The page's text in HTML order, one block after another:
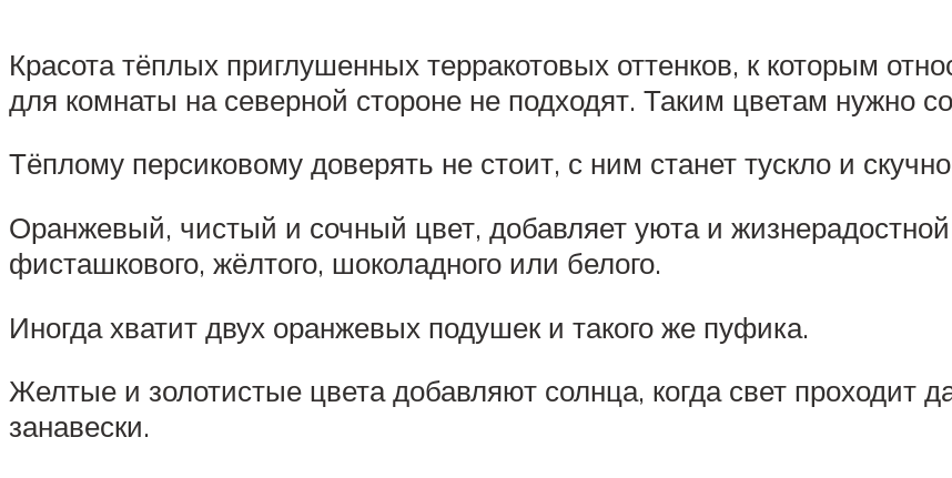
Красота тёплых приглушенных терракотовых оттенков, к которым
для комнаты на северной стороне не подходят. Таким цветам нужно
Тёплому персиковому доверять не стоит, с ним станет тускло и
Оранжевый, чистый и сочный цвет, добавляет уюта и
фисташкового, жёлтого, шоколадного или белого.
Иногда хватит двух оранжевых подушек и такого же пуфика.
Желтые и золотистые цвета добавляют солнца, когда свет проходит
занавески.